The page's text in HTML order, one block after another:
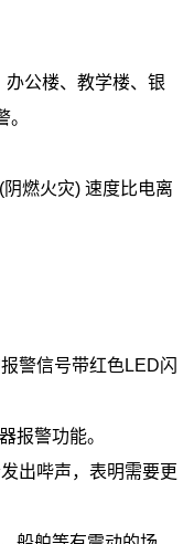
公楼、教学楼、银
燃火灾) 速度比电离
警信号带红色LED闪
报警功能。
出哔声，表明需要更